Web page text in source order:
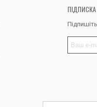
ПІДПИСКА